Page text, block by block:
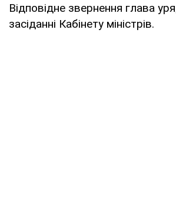
Відповідне звернення глава
засіданні Кабінету міністрів.